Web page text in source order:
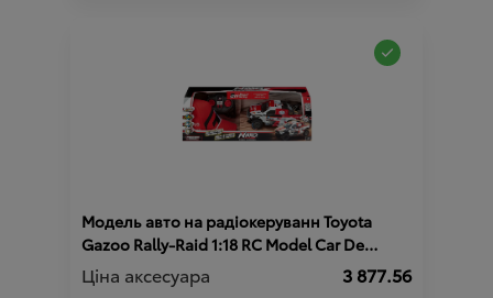
Модель авто на радіокеруванн Toyota
Gazoo Rally-Raid 1:18 RC Model Car De
Villiers HILUX T1+
Ціна аксесуара 3 877.56